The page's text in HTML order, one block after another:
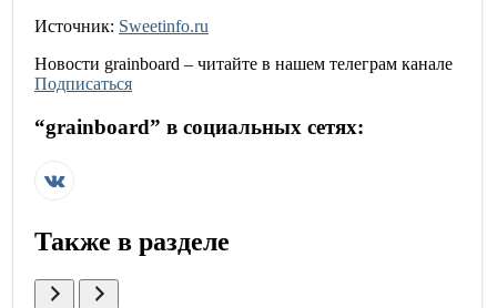
Источник: Sweetinfo.ru
Новости grainboard – читайте в нашем телеграм канале
Подписаться
“grainboard” в социальных сетях:
Также в разделе